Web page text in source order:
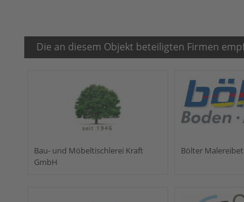
Die an diesem Objekt beteiligten Firmen
Bau- und Möbeltischlerei Kraft
GmbH
Bölter